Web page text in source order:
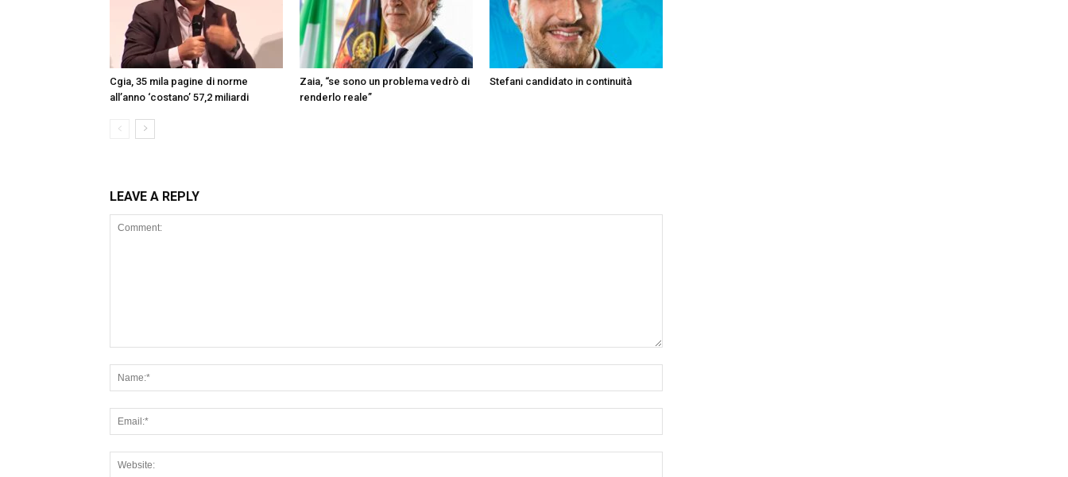
Cgia, 35 mila pagine di norme
all’anno ‘costano’ 57,2 miliardi
Zaia, “se sono un problema vedrò di
renderlo reale”
Stefani candidato in continuità
LEAVE A REPLY